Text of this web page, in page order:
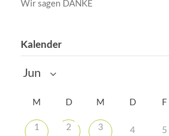
Wir sagen DANKE
Kalender
M D M D F
1 2 3 4 5